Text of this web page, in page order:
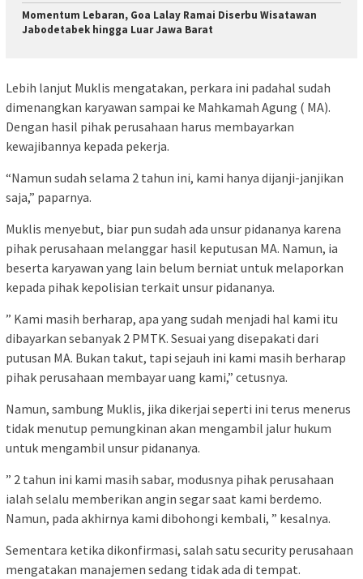
Momentum Lebaran, Goa Lalay Ramai Diserbu Wisatawan
Jabodetabek hingga Luar Jawa Barat
Lebih lanjut Muklis mengatakan, perkara ini padahal sudah
dimenangkan karyawan sampai ke Mahkamah Agung ( MA).
Dengan hasil pihak perusahaan harus membayarkan
kewajibannya kepada pekerja.
“Namun sudah selama 2 tahun ini, kami hanya dijanji-janjikan
saja,” paparnya.
Muklis menyebut, biar pun sudah ada unsur pidananya karena
pihak perusahaan melanggar hasil keputusan MA. Namun, ia
beserta karyawan yang lain belum berniat untuk melaporkan
kepada pihak kepolisian terkait unsur pidananya.
” Kami masih berharap, apa yang sudah menjadi hal kami itu
dibayarkan sebanyak 2 PMTK. Sesuai yang disepakati dari
putusan MA. Bukan takut, tapi sejauh ini kami masih berharap
pihak perusahaan membayar uang kami,” cetusnya.
Namun, sambung Muklis, jika dikerjai seperti ini terus menerus
tidak menutup pemungkinan akan mengambil jalur hukum
untuk mengambil unsur pidananya.
” 2 tahun ini kami masih sabar, modusnya pihak perusahaan
ialah selalu memberikan angin segar saat kami berdemo.
Namun, pada akhirnya kami dibohongi kembali, ” kesalnya.
Sementara ketika dikonfirmasi, salah satu security perusahaan
mengatakan manajemen sedang tidak ada di tempat.